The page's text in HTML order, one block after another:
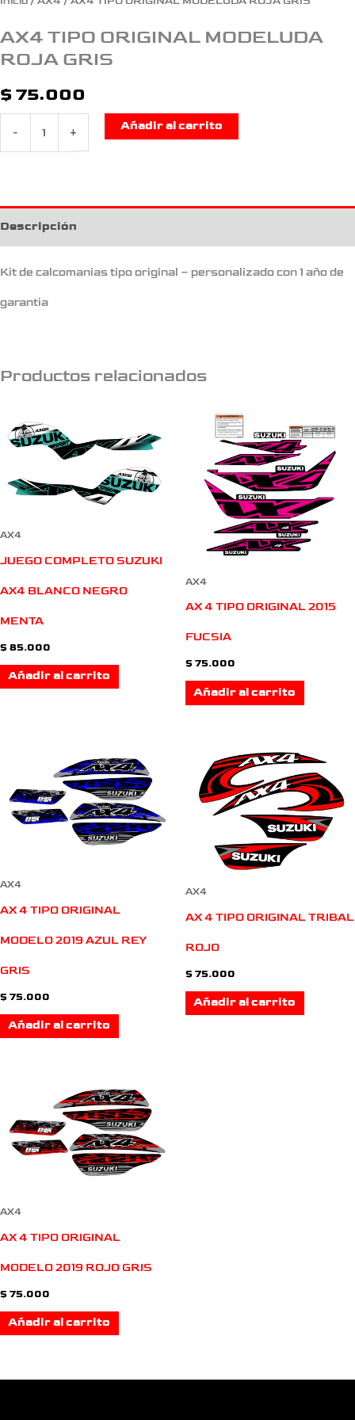
AX4 TIPO ORIGINAL MODELUDA
ROJA GRIS
$ 75.000
- +
Añadir al carrito
Descripción
Kit de calcomanias tipo original – personalizado con 1 año de
garantia
Productos relacionados
AX4
JUEGO COMPLETO SUZUKI
AX4 BLANCO NEGRO
MENTA
$ 85.000
Añadir al carrito
AX4
AX 4 TIPO ORIGINAL 2015
FUCSIA
$ 75.000
Añadir al carrito
AX4
AX 4 TIPO ORIGINAL
MODELO 2019 AZUL REY
GRIS
$ 75.000
Añadir al carrito
AX4
AX 4 TIPO ORIGINAL TRIBAL
ROJO
$ 75.000
Añadir al carrito
AX4
AX 4 TIPO ORIGINAL
MODELO 2019 ROJO GRIS
$ 75.000
Añadir al carrito